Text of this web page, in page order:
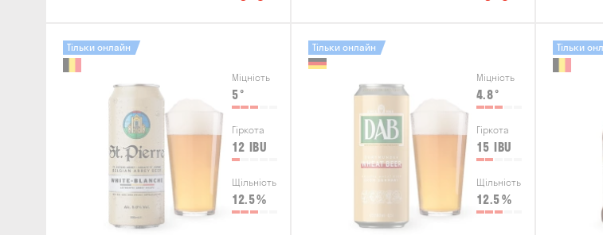
Міцність
5°
Гіркота
12 IBU
Щільність
12.5%
Тільки онлайн
Міцність
4.8°
Гіркота
15 IBU
Щільність
12.5%
Тільки онлайн Тільки